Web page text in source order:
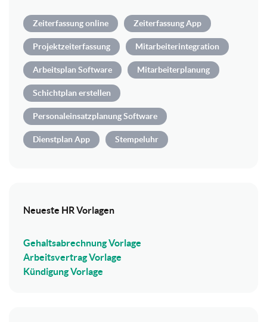
Zeiterfassung online Zeiterfassung App
Projektzeiterfassung Mitarbeiterintegration
Arbeitsplan Software Mitarbeiterplanung
Schichtplan erstellen
Personaleinsatzplanung Software
Dienstplan App Stempeluhr
Neueste HR Vorlagen
Gehaltsabrechnung Vorlage
Arbeitsvertrag Vorlage
Kündigung Vorlage